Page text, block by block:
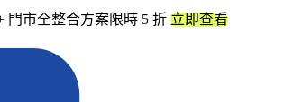
門市全整合方案限時 5 折 立即查看